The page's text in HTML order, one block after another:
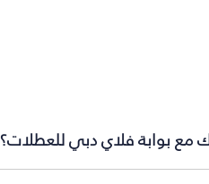
مع بوابة فلاي دبي للعطلات؟